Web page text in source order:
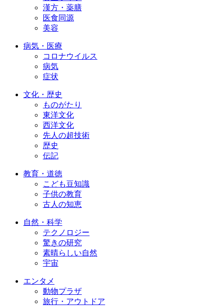
漢方・薬膳
医食同源
美容
病気・医療
コロナウイルス
病気
症状
文化・歴史
ものがたり
東洋文化
西洋文化
先人の超技術
歴史
伝記
教育・道徳
こども豆知識
子供の教育
古人の知恵
自然・科学
テクノロジー
驚きの研究
素晴らしい自然
宇宙
エンタメ
動物プラザ
旅行・アウトドア